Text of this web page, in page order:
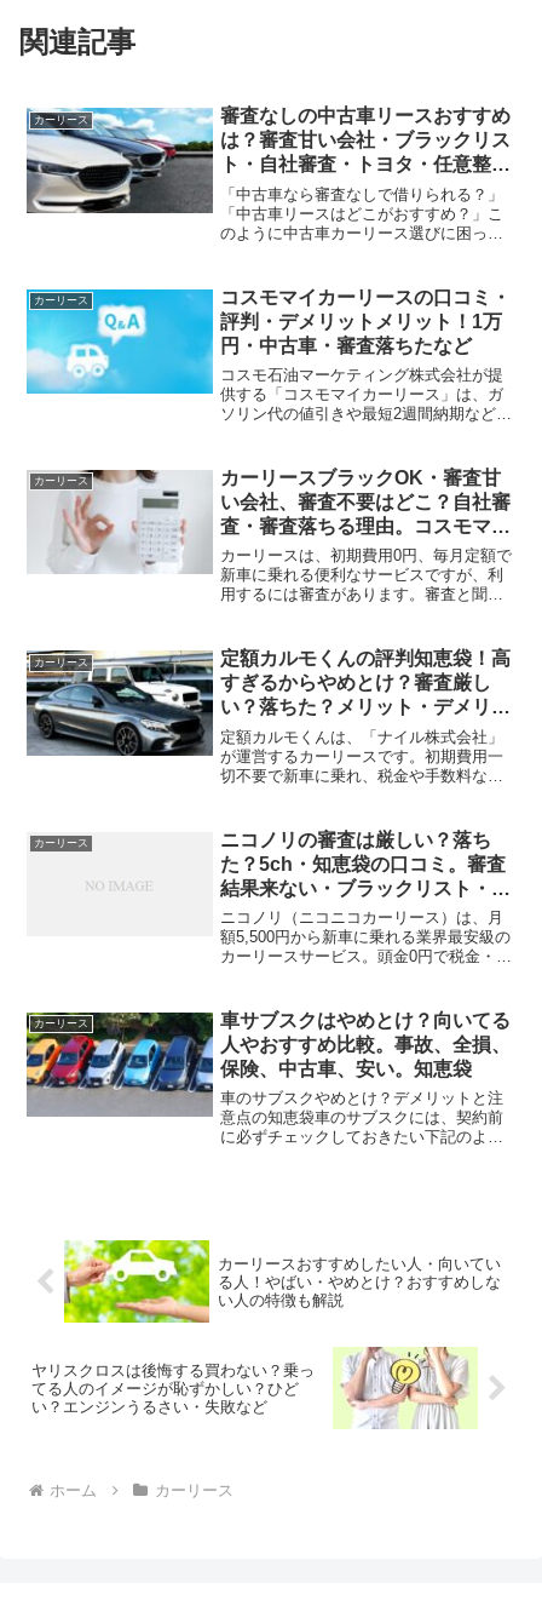
関連記事
カーリース
審査なしの中古車リースおすすめ
は？審査甘い会社・ブラックリス
ト・自社審査・トヨタ・任意整理
中など
「中古車なら審査なしで借りられる？」
「中古車リースはどこがおすすめ？」こ
のように中古車カーリース選びに困って
できることから、リース費用を抑えたい
方に人気です。しかしカー...
カーリース
コスモマイカーリースの口コミ・
評判・デメリットメリット！1万
円・中古車・審査落ちたなど
コスモ石油マーケティング株式会社が提
供する「コスモマイカーリース」は、ガ
ソリン代の値引きや最短2週間納期などが
理由は？」など、不安や疑問点を抱える
方もいるでしょう。購入...
カーリース
カーリースブラックOK・審査甘
い会社、審査不要はどこ？自社審
査・審査落ちる理由。コスモマイ
カーリース・任意整理中など
カーリースは、初期費用0円、毎月定額で
新車に乗れる便利なサービスですが、利
用するには審査があります。審査と聞く
いるでしょう。中には「審査に甘いとこ
ろで借りたい」と考える...
カーリース
定額カルモくんの評判知恵袋！高
すぎるからやめとけ？審査厳し
い？落ちた？メリット・デメリッ
ト・口コミ・中古車・事故
定額カルモくんは、「ナイル株式会社」
が運営するカーリースです。初期費用一
切不要で新車に乗れ、税金や手数料など
なくても、スマホから好きな国産新車を
申し込み、定額乗りできる...
カーリース
ニコノリの審査は厳しい？落ち
た？5ch・知恵袋の口コミ。審査
結果来ない・ブラックリスト・審
査会社
ニコノリ（ニコニコカーリース）は、月
額5,500円から新車に乗れる業界最安級の
カーリースサービス。頭金0円で税金・車
袋では「審査落ちた」「時間かかる」な
どの声...
カーリース
車サブスクはやめとけ？向いてる
人やおすすめ比較。事故、全損、
保険、中古車、安い。知恵袋
車のサブスクやめとけ？デメリットと注
意点の知恵袋車のサブスクには、契約前
に必ずチェックしておきたい下記のよう
カーリースおすすめしたい人・向いてい
る人！やばい・やめとけ？おすすめしな
い人の特徴も解説
ヤリスクロスは後悔する買わない？乗っ
てる人のイメージが恥ずかしい？ひど
い？エンジンうるさい・失敗など
ホーム カーリース